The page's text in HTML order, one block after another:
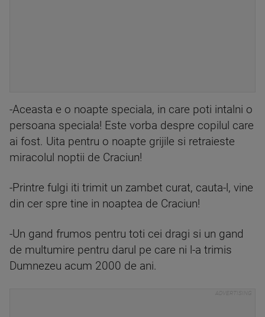
-Aceasta e o noapte speciala, in care poti intalni o
persoana speciala! Este vorba despre copilul care
ai fost. Uita pentru o noapte grijile si retraieste
miracolul noptii de Craciun!
-Printre fulgi iti trimit un zambet curat, cauta-l, vine
din cer spre tine in noaptea de Craciun!
-Un gand frumos pentru toti cei dragi si un gand
de multumire pentru darul pe care ni l-a trimis
Dumnezeu acum 2000 de ani.